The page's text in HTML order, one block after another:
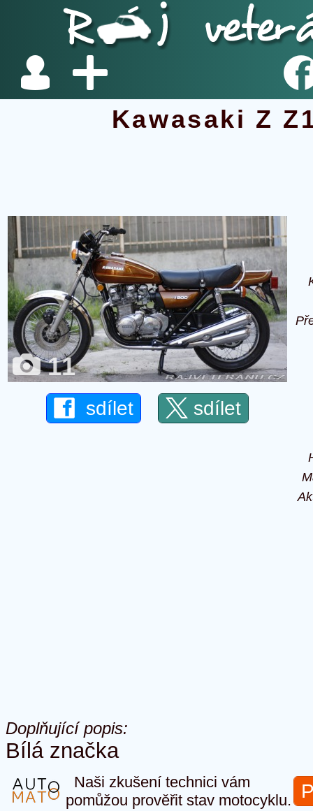
Kawasaki Z
11
sdílet sdílet
Doplňující popis:
Bílá značka
Naši zkušení technici vám
pomůžou prověřit stav motocyklu.